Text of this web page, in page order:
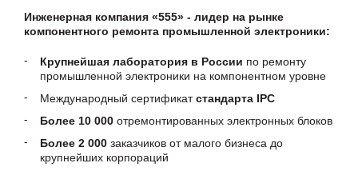
Инженерная компания «555» - лидер на рынке
компонентного ремонта промышленной электроники:
Крупнейшая лаборатория в России по ремонту
промышленной электроники на компонентном уровне
Международный сертификатстандарта IPC
Более 10 000 отремонтированных электронных блоков
Более 2 000 заказчиков от малого бизнеса до
крупнейших корпораций